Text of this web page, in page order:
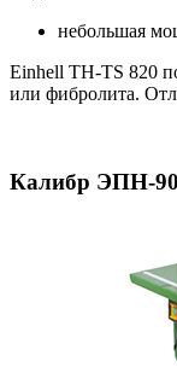
небольшая
Einhell TH-TS 820
или фибролита.
Калибр ЭПН-